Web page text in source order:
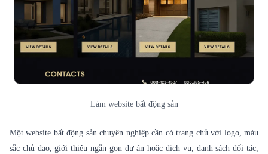
Làm website bất động sản
Một website bất động sản chuyên nghiệp cần có trang chủ với logo, màu
sắc chủ đạo, giới thiệu ngắn gọn dự án hoặc dịch vụ, danh sách đối tác,